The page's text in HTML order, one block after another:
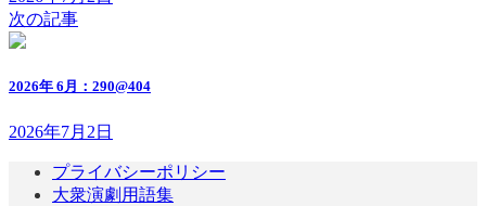
次の記事
2026年 6月：290@404
2026年7月2日
プライバシーポリシー
大衆演劇用語集